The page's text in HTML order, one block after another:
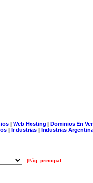
| Web Hosting | Dominios En
| Industrias | Industrias
[Pág. principal]